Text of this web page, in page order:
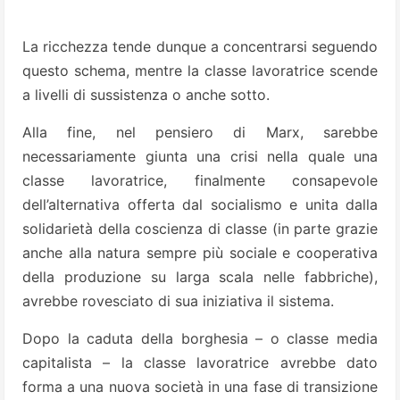
La ricchezza tende dunque a concentrarsi seguendo
questo schema, mentre la classe lavoratrice scende
a livelli di sussistenza o anche sotto.
Alla fine, nel pensiero di Marx, sarebbe
necessariamente giunta una crisi nella quale una
classe lavoratrice, finalmente consapevole
dell’alternativa offerta dal socialismo e unita dalla
solidarietà della coscienza di classe (in parte grazie
anche alla natura sempre più sociale e cooperativa
della produzione su larga scala nelle fabbriche),
avrebbe rovesciato di sua iniziativa il sistema.
Dopo la caduta della borghesia – o classe media
capitalista – la classe lavoratrice avrebbe dato
forma a una nuova società in una fase di transizione